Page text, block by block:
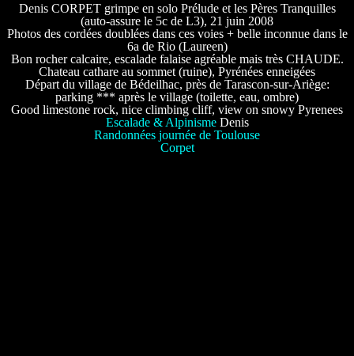
Denis CORPET grimpe en solo Prélude et les Pères Tranquilles
(auto-assure le 5c de L3), 21 juin 2008
Photos des cordées doublées dans ces voies + belle inconnue dans le
6a de Rio (Laureen)
Bon rocher calcaire, escalade falaise agréable mais très CHAUDE.
Chateau cathare au sommet (ruine), Pyrénées enneigées
Départ du village de Bédeilhac, près de Tarascon-sur-Ariège:
parking *** après le village (toilette, eau, ombre)
Good limestone rock, nice climbing cliff, view on snowy Pyrenees
Escalade & AlpinismeDenis
Randonnées journée de Toulouse
Corpet